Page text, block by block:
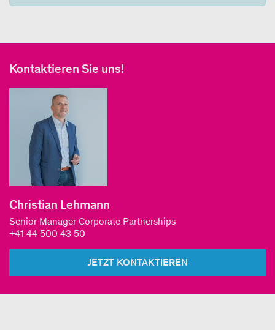
Kontaktieren Sie uns!
Christian Lehmann
Senior Manager Corporate Partnerships
+41 44 500 43 50
JETZT KONTAKTIEREN